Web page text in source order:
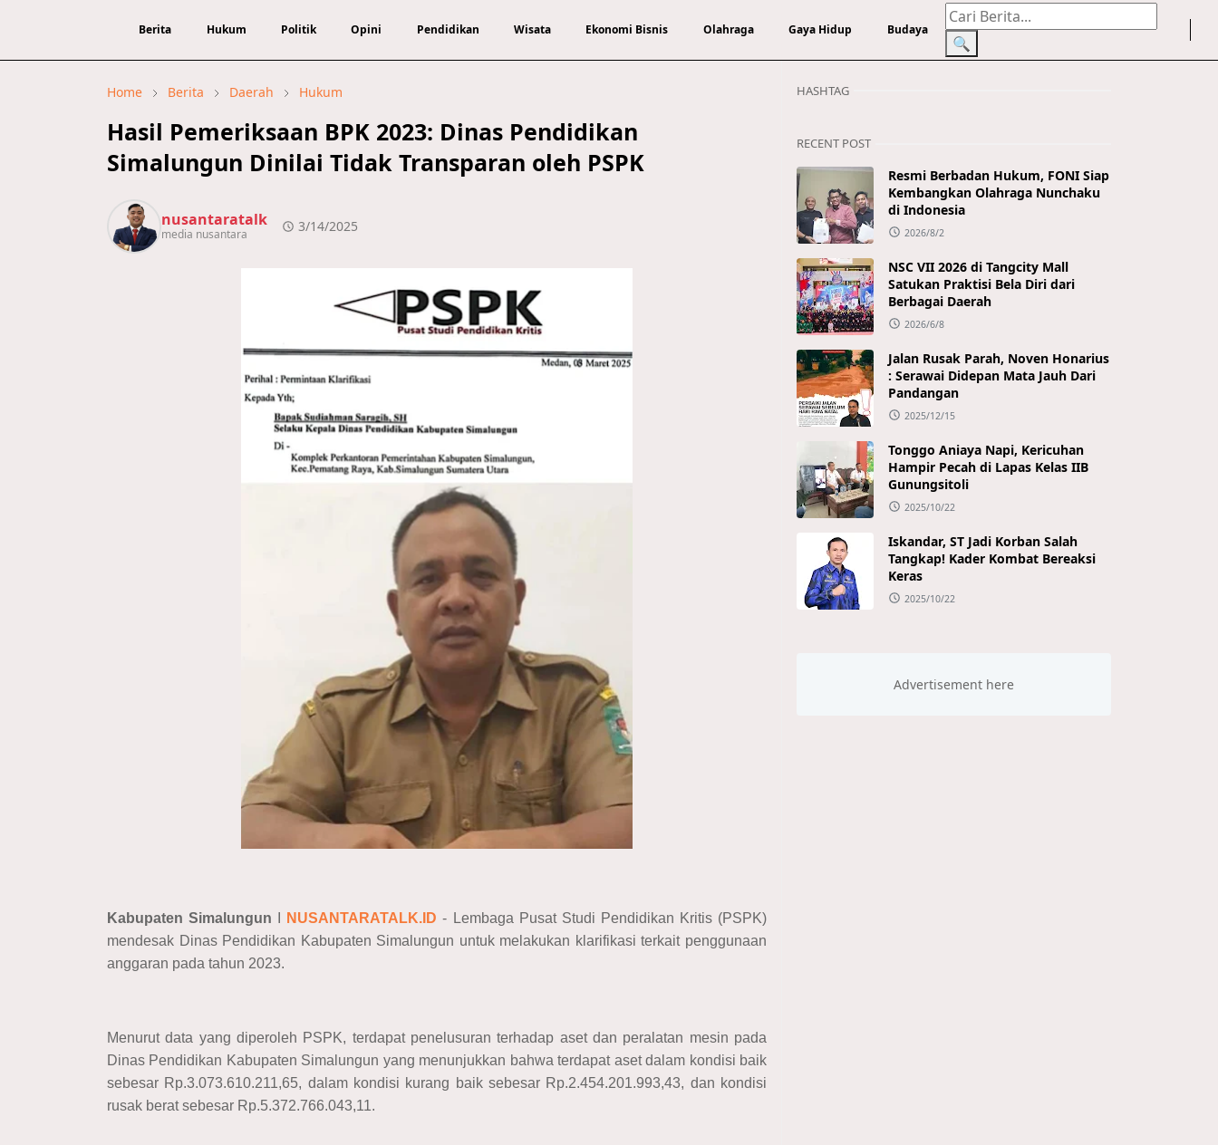
Berita Hukum Politik Opini Pendidikan Wisata Ekonomi Bisnis Olahraga Gaya Hidup Budaya
🔍
Home Berita Daerah Hukum
Hasil Pemeriksaan BPK 2023: Dinas Pendidikan
Simalungun Dinilai Tidak Transparan oleh PSPK
nusantaratalk
media nusantara 3/14/2025
Kabupaten Simalungun NUSANTARATALK.ID - Lembaga Pusat Studi Pendidikan Kritis (PSPK)
mendesak Dinas Pendidikan Kabupaten Simalungun untuk melakukan klarifikasi terkait penggunaan
anggaran pada tahun 2023.
Menurut data yang diperoleh PSPK, terdapat penelusuran terhadap aset dan peralatan mesin pada
Dinas Pendidikan Kabupaten Simalungun yang menunjukkan bahwa terdapat aset dalam kondisi baik
sebesar Rp.3.073.610.211,65, dalam kondisi kurang baik sebesar Rp.2.454.201.993,43, dan kondisi
rusak berat sebesar Rp.5.372.766.043,11.
HASHTAG
RECENT POST
Resmi Berbadan Hukum, FONI Siap
Kembangkan Olahraga Nunchaku
di Indonesia
2026/8/2
NSC VII 2026 di Tangcity Mall
Satukan Praktisi Bela Diri dari
Berbagai Daerah
2026/6/8
Jalan Rusak Parah, Noven Honarius
: Serawai Didepan Mata Jauh Dari
Pandangan
2025/12/15
Tonggo Aniaya Napi, Kericuhan
Hampir Pecah di Lapas Kelas IIB
Gunungsitoli
2025/10/22
Iskandar, ST Jadi Korban Salah
Tangkap! Kader Kombat Bereaksi
Keras
2025/10/22